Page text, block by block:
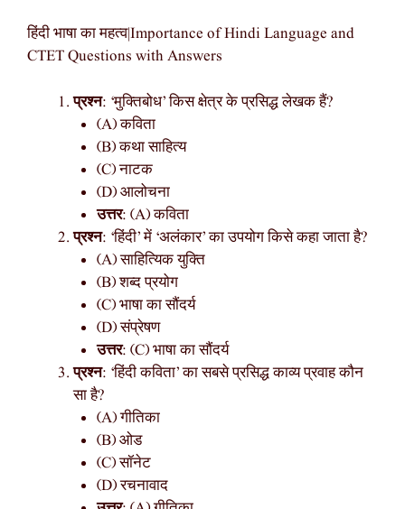
हिंदी भाषा का महत्व|Importance of Hindi Language and
CTET Questions with Answers
प्रश्न: ‘मुक्तिबोध’ किस क्षेत्र के प्रसिद्ध लेखक हैं?
(A) कविता
(B) कथा साहित्य
(C) नाटक
(D) आलोचना
उत्तर: (A) कविता
प्रश्न: ‘हिंदी’ में ‘अलंकार’ का उपयोग किसे कहा जाता है?
(A) साहित्यिक युक्ति
(B) शब्द प्रयोग
(C) भाषा का सौंदर्य
(D) संप्रेषण
उत्तर: (C) भाषा का सौंदर्य
प्रश्न: ‘हिंदी कविता’ का सबसे प्रसिद्ध काव्य प्रवाह कौन
सा है?
(A) गीतिका
(B) ओड
(C) सॉनेट
(D) रचनावाद